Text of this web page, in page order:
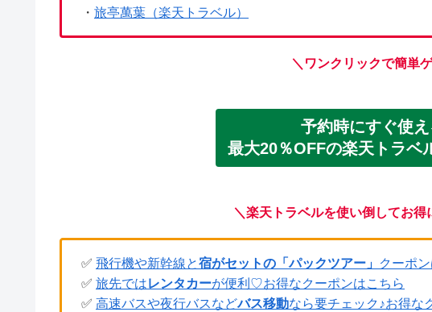
・ 旅亭萬葉（楽天トラベル）
＼ワンクリックで簡単
予約時にすぐ使え
最大20％OFFの楽天トラベ
＼楽天トラベルを使い倒してお得
✅ 飛行機や新幹線と宿がセットの「パックツアー」 クーポ
✅ 旅先ではレンタカーが便利♡お得なクーポンはこちら
✅ 高速バスや夜行バスなどバス移動なら要チェック♪お得な